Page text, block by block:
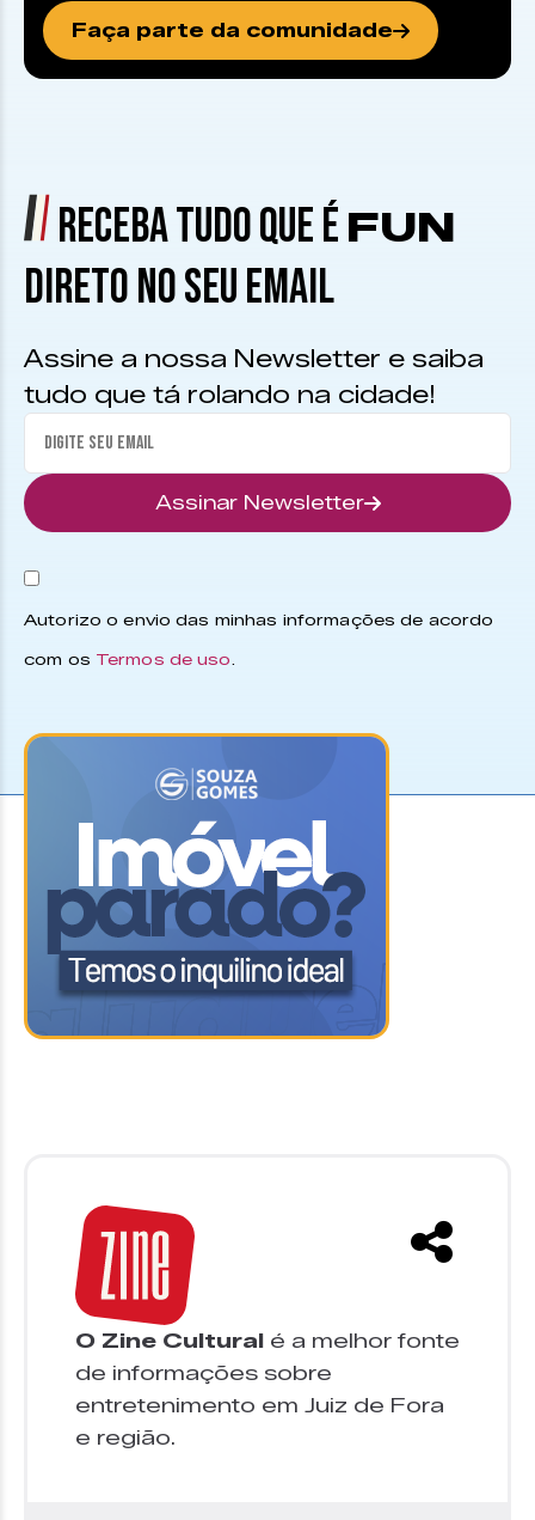
Faça parte da comunidade
RECEBA TUDO QUE É FUN
DIRETO NO SEU EMAIL
Assine a nossa Newsletter e saiba
tudo que tá rolando na cidade!
Assinar Newsletter
Autorizo o envio das minhas informações de acordo
com os Termos de uso.
O Zine Cultural é a melhor fonte
de informações sobre
entretenimento em Juiz de Fora
e região.